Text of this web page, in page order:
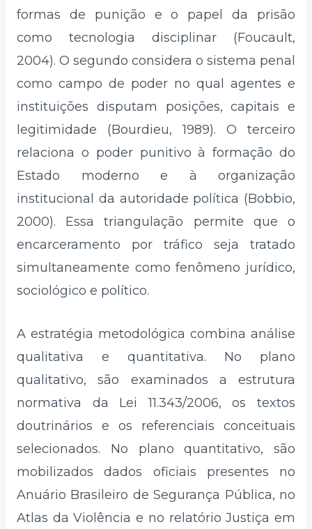
formas de punição e o papel da prisão
como tecnologia disciplinar (Foucault,
2004). O segundo considera o sistema penal
como campo de poder no qual agentes e
instituições disputam posições, capitais e
legitimidade (Bourdieu, 1989). O terceiro
relaciona o poder punitivo à formação do
Estado moderno e à organização
institucional da autoridade política (Bobbio,
2000). Essa triangulação permite que o
encarceramento por tráfico seja tratado
simultaneamente como fenômeno jurídico,
sociológico e político.
A estratégia metodológica combina análise
qualitativa e quantitativa. No plano
qualitativo, são examinados a estrutura
normativa da Lei 11.343/2006, os textos
doutrinários e os referenciais conceituais
selecionados. No plano quantitativo, são
mobilizados dados oficiais presentes no
Anuário Brasileiro de Segurança Pública, no
Atlas da Violência e no relatório Justiça em